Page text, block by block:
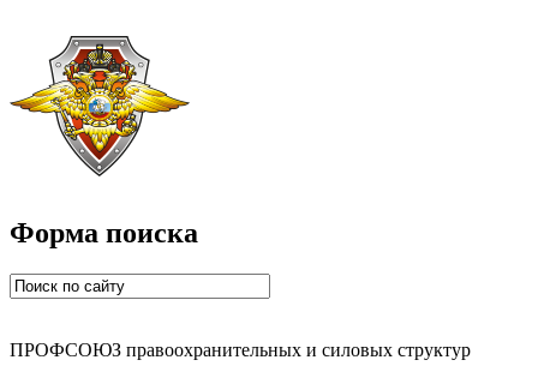
Форма поиска
ПРОФСОЮЗ правоохранительных и силовых структур